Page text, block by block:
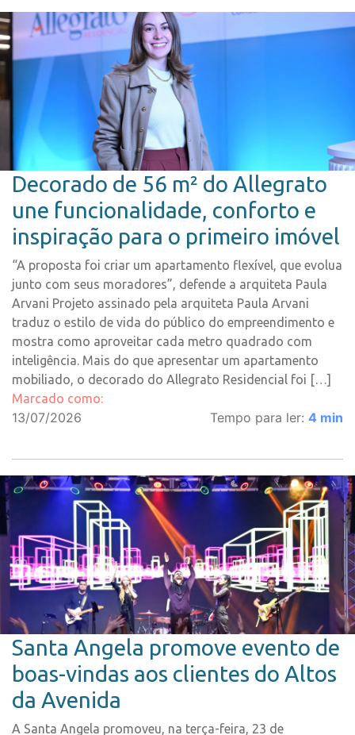
Decorado de 56 m² do Allegrato
une funcionalidade, conforto e
inspiração para o primeiro imóvel
“A proposta foi criar um apartamento flexível, que evolua
junto com seus moradores”, defende a arquiteta Paula
Arvani Projeto assinado pela arquiteta Paula Arvani
traduz o estilo de vida do público do empreendimento e
mostra como aproveitar cada metro quadrado com
inteligência. Mais do que apresentar um apartamento
mobiliado, o decorado do Allegrato Residencial foi […]
Marcado como:
13/07/2026 Tempo para ler: 4 min
Santa Angela promove evento de
boas-vindas aos clientes do Altos
da Avenida
A Santa Angela promoveu, na terça-feira, 23 de